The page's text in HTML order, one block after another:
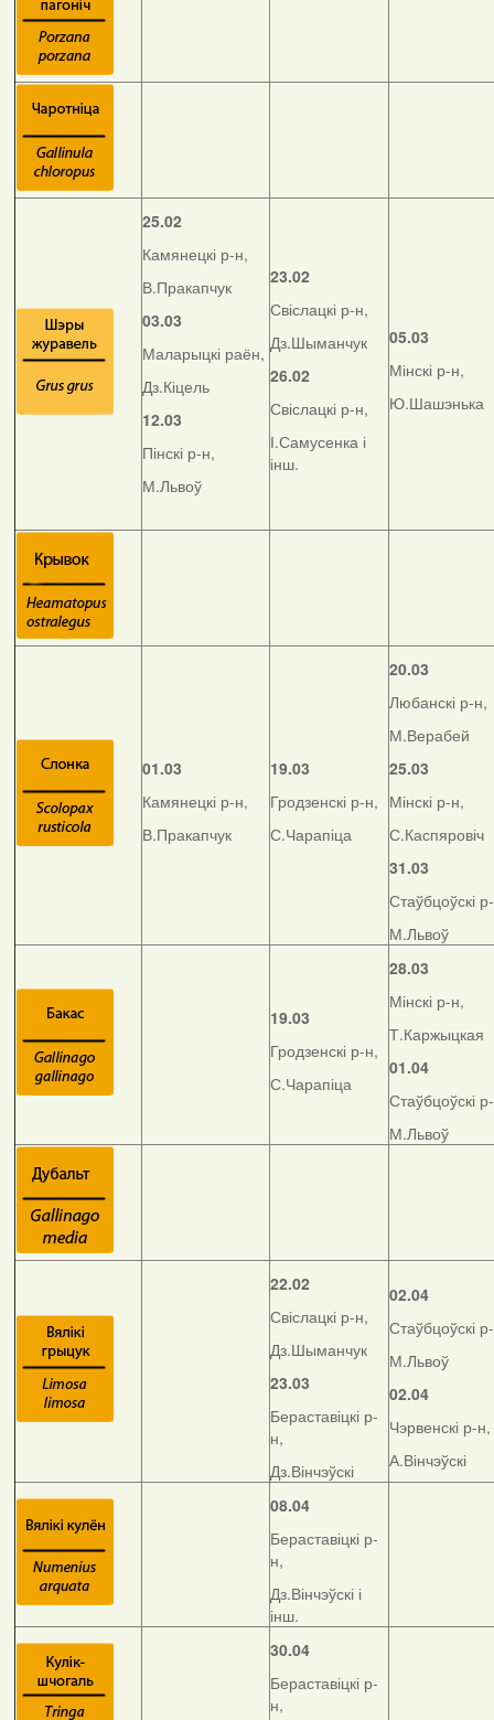
25.02
Камянецкі р-н,
В.Пракапчук
03.03
Маларыцкі раён,
Дз.Кіцель
12.03
Пінскі р-н,
М.Львоў
23.02
Свіслацкі р-н,
Дз.Шыманчук
26.02
Свіслацкі р-н,
І.Самусенка і
інш.
05.03
Мінскі р-н,
Ю.Шашэнька
01.03
Камянецкі р-н,
В.Пракапчук
19.03
Гродзенскі р-н,
С.Чарапіца
20.03
Любанскі р-н,
М.Верабей
25.03
Мінскі р-н,
С.Каспяровіч
31.03
Стаўбцоўскі
М.Львоў
19.03
Гродзенскі р-н,
С.Чарапіца
28.03
Мінскі р-н,
Т.Каржыцкая
01.04
Стаўбцоўскі
М.Львоў
22.02
Свіслацкі р-н,
Дз.Шыманчук
23.03
Бераставіцкі р-
н,
Дз.Вінчэўскі
02.04
Стаўбцоўскі
М.Львоў
02.04
Чэрвенскі р-н,
А.Вінчэўскі
08.04
Бераставіцкі р-
н,
Дз.Вінчэўскі і
інш.
30.04
Бераставіцкі р-
н,